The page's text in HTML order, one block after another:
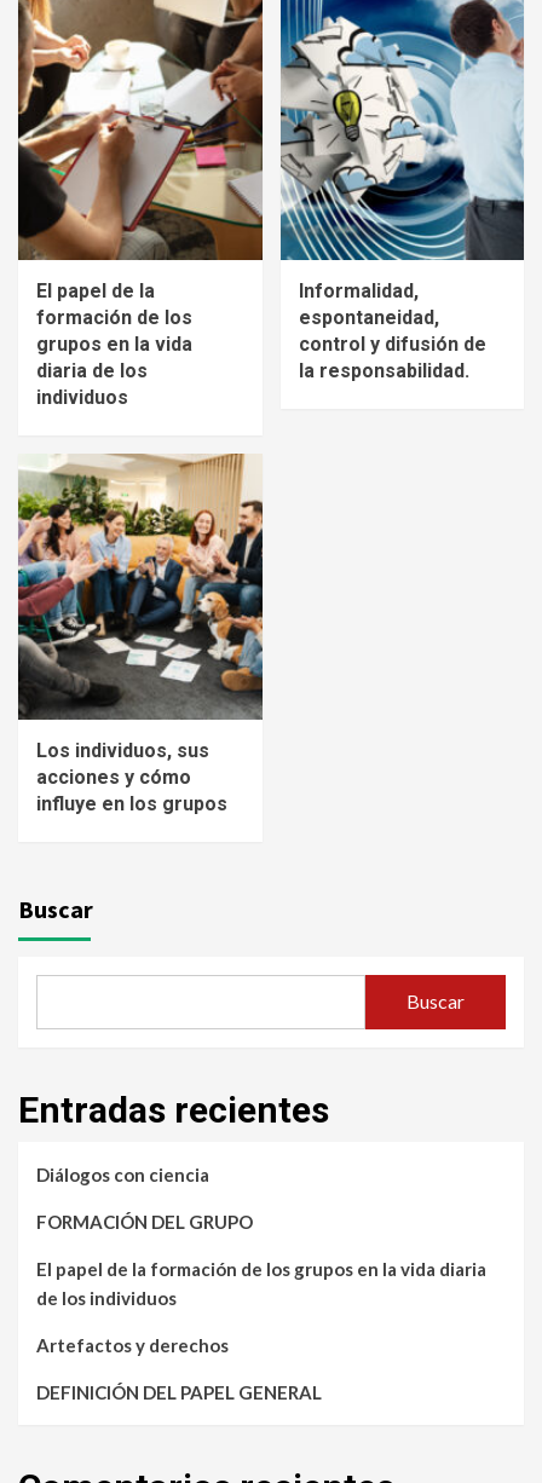
El papel de la
formación de los
grupos en la vida
diaria de los
individuos
Informalidad,
espontaneidad,
control y difusión de
la responsabilidad.
Los individuos, sus
acciones y cómo
influye en los grupos
Buscar
Buscar
Entradas recientes
Diálogos con ciencia
FORMACIÓN DEL GRUPO
El papel de la formación de los grupos en la vida diaria
de los individuos
Artefactos y derechos
DEFINICIÓN DEL PAPEL GENERAL